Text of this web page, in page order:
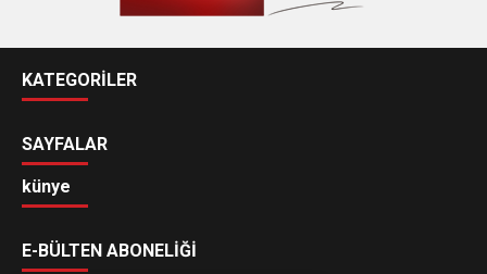
KATEGORİLER
SAYFALAR
künye
E-BÜLTEN ABONELİĞİ